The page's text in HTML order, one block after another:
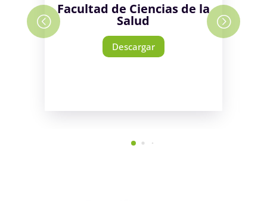
Facultad de Ciencias de la
Salud
Descargar